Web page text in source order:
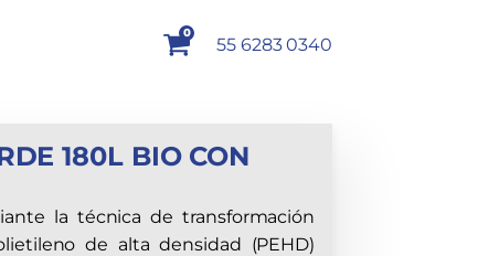
0
55 6283 0340
180L BIO CON
la técnica de transformación
de alta densidad (PEHD)